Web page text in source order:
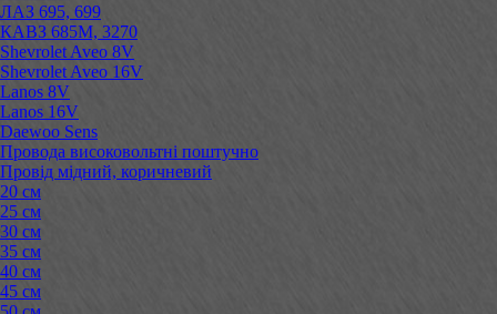
ЛАЗ 695, 699
КАВЗ 685М, 3270
Shevrolet Aveo 8V
Shevrolet Aveo 16V
Lanos 8V
Lanos 16V
Daewoo Sens
Провода високовольтні поштучно
Провід мідний, коричневий
20 см
25 см
30 см
35 см
40 см
45 см